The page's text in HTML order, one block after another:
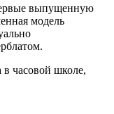
выпущенную
модель
часовой школе,